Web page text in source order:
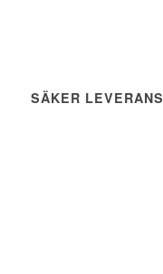
SÄKER LEVERANS